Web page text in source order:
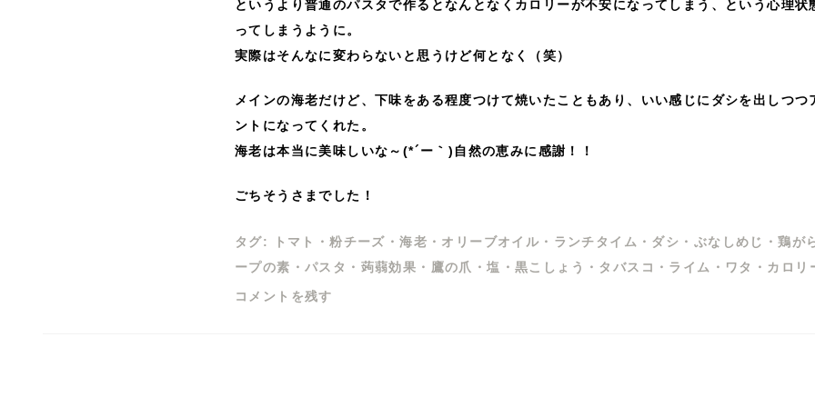
というより普通のパスタで作るとなんとなくカロリーが不安になってしまう、という心理状
ってしまうように。
実際はそんなに変わらないと思うけど何となく（笑）
メインの海老だけど、下味をある程度つけて焼いたこともあり、いい感じにダシを出しつつ
ントになってくれた。
海老は本当に美味しいな～(*´ー｀)自然の恵みに感謝！！
ごちそうさまでした！
タグ: トマト ・粉チーズ ・海老 ・ オリーブオイル ・ ランチタイム ・ ダシ ・ ぶなしめじ ・鶏が
ープの素 ・パスタ ・ 蒟蒻効果 ・ 鷹の爪 ・塩 ・黒こしょう ・ タバスコ ・ ライム ・ ワタ ・ カロリ
コメントを残す